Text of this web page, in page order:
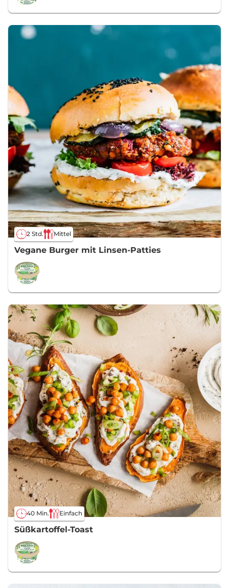
2 Std. Mittel
Vegane Burger mit Linsen-Patties
40 Min. Einfach
Süßkartoffel-Toast